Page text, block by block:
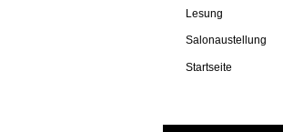
Lesung
Salonaustellung
Startseite